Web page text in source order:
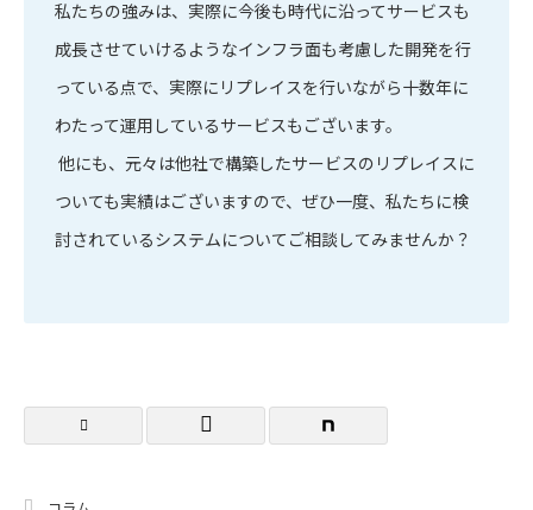
私たちの強みは、実際に今後も時代に沿ってサービスも
成長させていけるようなインフラ面も考慮した開発を行
っている点で、実際にリプレイスを行いながら十数年に
わたって運用しているサービスもございます。
他にも、元々は他社で構築したサービスのリプレイスに
ついても実績はございますので、ぜひ一度、私たちに検
討されているシステムについてご相談してみませんか？